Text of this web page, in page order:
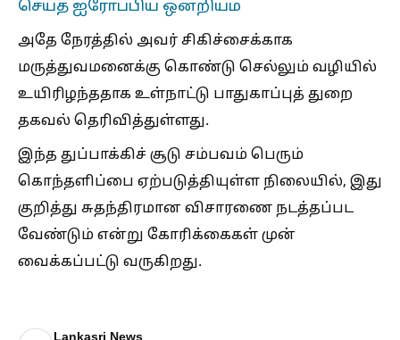
செய்த ஐரோப்பிய ஒன்றியம்
அதே நேரத்தில் அவர் சிகிச்சைக்காக
மருத்துவமனைக்கு கொண்டு செல்லும் வழியில்
உயிரிழந்ததாக உள்நாட்டு பாதுகாப்புத் துறை
தகவல் தெரிவித்துள்ளது.
இந்த துப்பாக்கிச் சூடு சம்பவம் பெரும்
கொந்தளிப்பை ஏற்படுத்தியுள்ள நிலையில், இது
குறித்து சுதந்திரமான விசாரணை நடத்தப்பட
வேண்டும் என்று கோரிக்கைகள் முன்
வைக்கப்பட்டு வருகிறது.